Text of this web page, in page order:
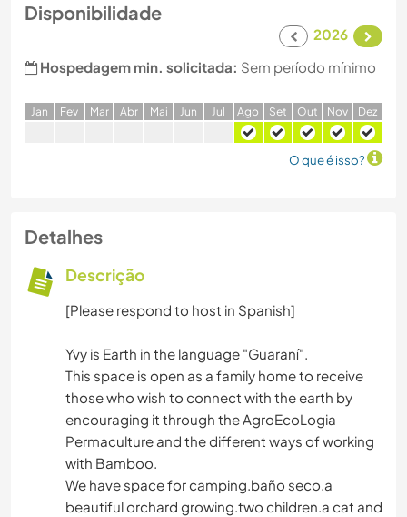
Disponibilidade
2026
Hospedagem min. solicitada: Sem período mínimo
Jan Fev Mar Abr Mai Jun Jul Ago Set Out Nov Dez
O que é isso?
Detalhes
Descrição
[Please respond to host in Spanish]
Yvy is Earth in the language "Guaraní".
This space is open as a family home to receive
those who wish to connect with the earth by
encouraging it through the AgroEcoLogia
Permaculture and the different ways of working
with Bamboo.
We have space for camping.baño seco.a
beautiful orchard growing.two children.a cat and